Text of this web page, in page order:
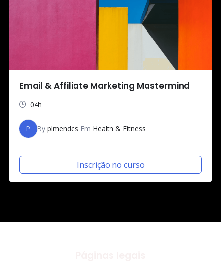
Email & Affiliate Marketing Mastermind
04h
P By plmendes Em Health & Fitness
Inscrição no curso